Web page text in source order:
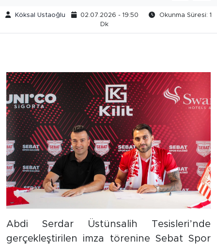
Köksal Ustaoğlu 02.07.2026 - 19:50
Okunma Süresi: 1
Dk
Abdi Serdar Üstünsalih Tesisleri’nde
gerçekleştirilen imza törenine Sebat Spor